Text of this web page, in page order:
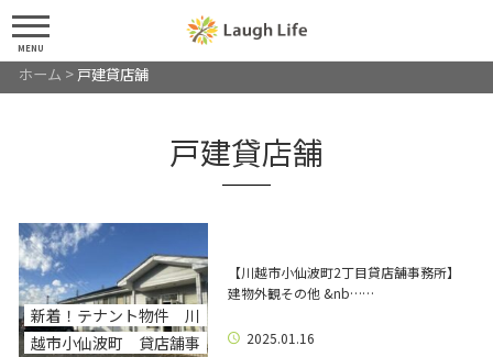
MENU
ホーム > 戸建貸店舗
戸建貸店舗
新着！テナント物件 川
越市小仙波町 貸店舗事
【川越市小仙波町2丁目貸店舗事務所】
建物外観その他 &nb……
2025.01.16